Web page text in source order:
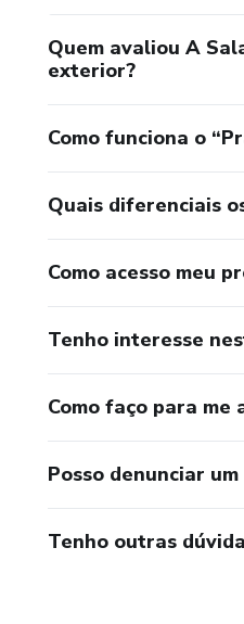
Quem avaliou A
exterior?
Como funciona o
Quais diferenciais
Como acesso meu
Tenho interesse
Como faço para me
Posso denunciar
Tenho outras